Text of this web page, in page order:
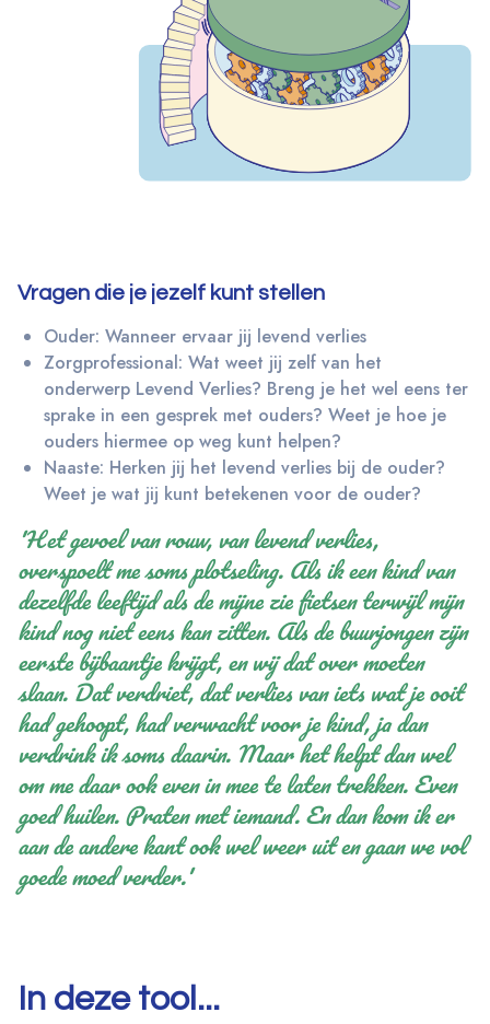
Vragen die je jezelf kunt stellen
Ouder: Wanneer ervaar jij levend verlies
Zorgprofessional: Wat weet jij zelf van het
onderwerp Levend Verlies? Breng je het wel eens ter
sprake in een gesprek met ouders? Weet je hoe je
ouders hiermee op weg kunt helpen?
Naaste: Herken jij het levend verlies bij de ouder?
Weet je wat jij kunt betekenen voor de ouder?
'Het gevoel van rouw, van levend verlies,
overspoelt me soms plotseling. Als ik een kind van
dezelfde leeftijd als de mijne zie fietsen terwijl mijn
kind nog niet eens kan zitten. Als de buurjongen zijn
eerste bijbaantje krijgt, en wij dat over moeten
slaan. Dat verdriet, dat verlies van iets wat je ooit
had gehoopt, had verwacht voor je kind, ja dan
verdrink ik soms daarin. Maar het helpt dan wel
om me daar ook even in mee te laten trekken. Even
goed huilen. Praten met iemand. En dan kom ik er
aan de andere kant ook wel weer uit en gaan we vol
goede moed verder.'
In deze tool...